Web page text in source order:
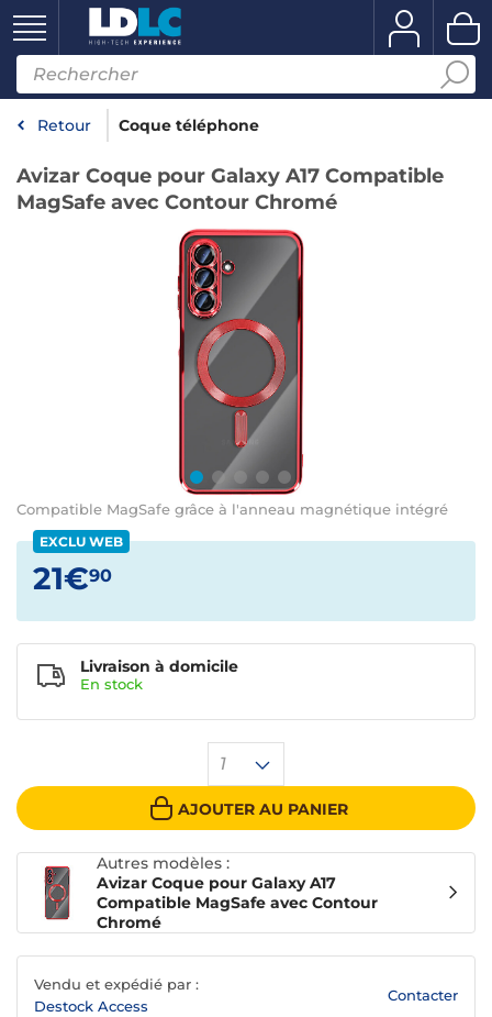
Retour Coque téléphone
Avizar Coque pour Galaxy A17 Compatible
MagSafe avec Contour Chromé
Compatible MagSafe grâce à l'anneau magnétique intégré
EXCLU WEB
21€90
1
AJOUTER AU PANIER
Livraison à domicile
En stock
Autres modèles :
Avizar Coque pour Galaxy A17
Compatible MagSafe avec Contour
Chromé
Vendu et expédié par :
Destock Access
Contacter